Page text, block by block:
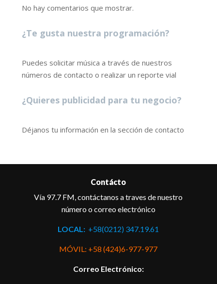
No hay comentarios que mostrar.
¿Te gusta nuestra programación?
Puedes solicitar música a través de nuestros
números de contacto o realizar un reporte vial
¿Quieres publicidad para tu negocio?
Déjanos tu información en la sección de contacto
Contácto
Vía 97.7 FM, contáctanos a traves de nuestro
número o correo electrónico
LOCAL: +58(0212) 347.19.61
MÓVIL: +58 (424)6-977-977
Correo Electrónico: